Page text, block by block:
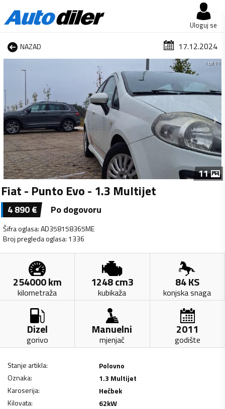
Uloguj se
NAZAD 17.12.2024
1 od 11
11
Fiat - Punto Evo - 1.3 Multijet
4 890€ Po dogovoru
Šifra oglasa:AD358158365ME
Broj pregleda oglasa: 1336
254000km
kilometraža
1248cm3
kubikaža
84KS
konjska snaga
Dizel
gorivo
Manuelni
mjenjač
2011
godište
Stanje artikla:
Polovno
Oznaka:
1.3 Multijet
Karoserija:
Hečbek
Kilovata: 62kW